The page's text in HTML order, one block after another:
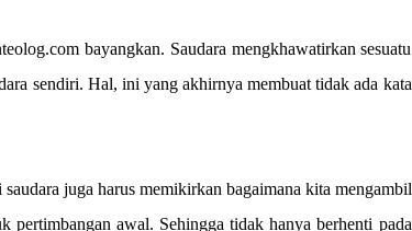
bayangkan. Saudara mengkhawatirkan sesuatu
sendiri. Hal, ini yang akhirnya membuat tidak ada kata
juga harus memikirkan bagaimana kita mengambil
awal. Sehingga tidak hanya berhenti pada